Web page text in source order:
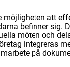
möjligheten att
befinner sig.
möten och
integreras
på